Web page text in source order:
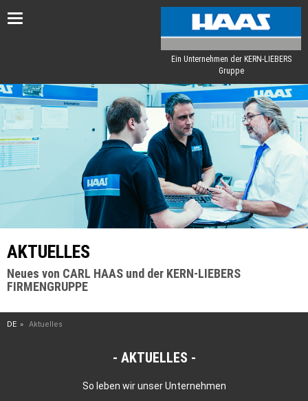
Toggle
Ein Unternehmen der KERN-LIEBERS
Gruppe
AKTUELLES
Neues von CARL HAAS und der KERN-LIEBERS
FIRMENGRUPPE
DE Aktuelles
AKTUELLES
So leben wir unser Unternehmen